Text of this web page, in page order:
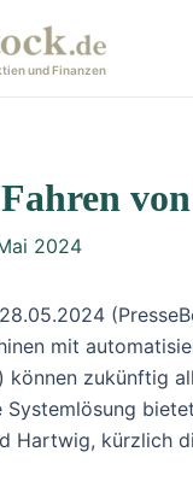
und Finanzen
2024
mit
können zukünftig
Systemlösung
Hartwig, kürzlich